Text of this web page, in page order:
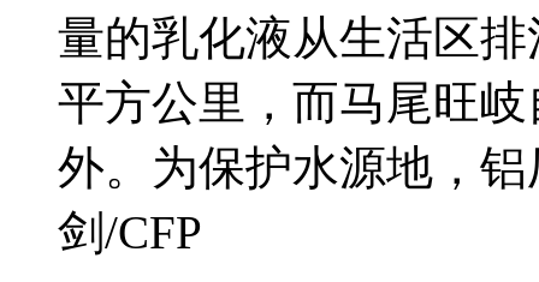
量的乳化液从生活区
平方公里，而马尾旺
外。为保护水源地，
剑/CFP